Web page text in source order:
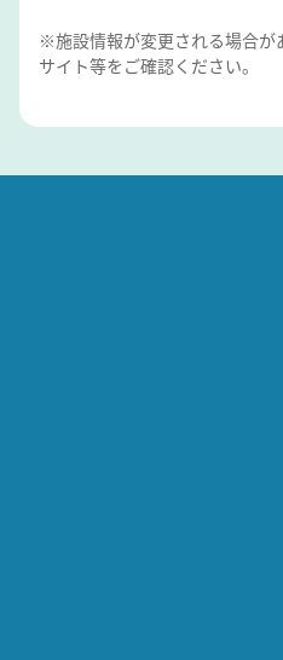
※施設情報が変更される場合が
サイト等をご確認ください。